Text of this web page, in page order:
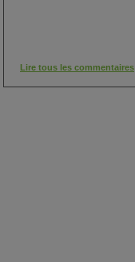
Lire tous les commentaires